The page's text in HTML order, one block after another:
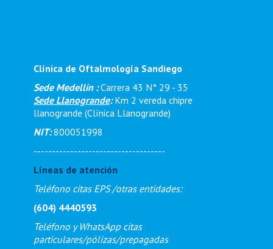
Clínica de Oftalmología Sandiego
Sede Medellín : Carrera 43 N° 29 - 35
Sede Llanogrande:Km 2 vereda chipre
llanogrande (Clínica Llanogrande)
NIT:800051998
------------------------------------
Líneas de atención
Teléfono citas EPS /otras entidades:
(604) 4440593
Teléfono y WhatsApp citas
particulares/pólizas/prepagadas